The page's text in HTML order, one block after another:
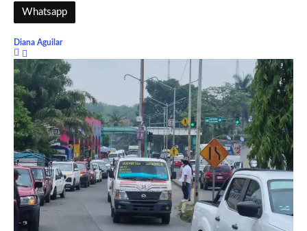
Whatsapp
Diana Aguilar